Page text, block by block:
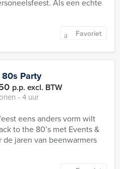
Als een echte
Favoriet
Party
p.p. excl. BTW
‐ 4 uur
eens anders vorm wilt
to the 80’s met Events &
de jaren van beenwarmers